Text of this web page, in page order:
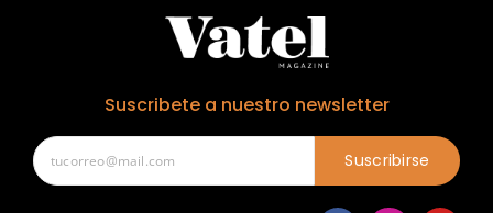
Suscribete a nuestro newsletter
Suscribirse